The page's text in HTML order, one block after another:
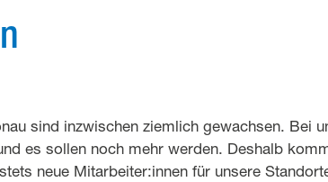
sind inzwischen ziemlich gewachsen. Bei
es sollen noch mehr werden. Deshalb
neue Mitarbeiter:innen für unsere